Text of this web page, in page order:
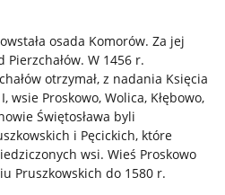
osada Komorów. Za jej
Pierzchałów. W 1456 r.
otrzymał, z nadania Księcia
wsie Proskowo, Wolica, Kłębowo,
Świętosława byli
i Pęcickich, które
wsi. Wieś Proskowo
Pruszkowskich do 1580 r.